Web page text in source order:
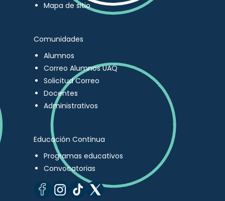
Mapa de sitio
Comunidades
Alumnos
Correo Alumnos UAQ
Solicitud Correo
Docentes
Administrativos
Educación Continua
Programas educativos
Convocatorias